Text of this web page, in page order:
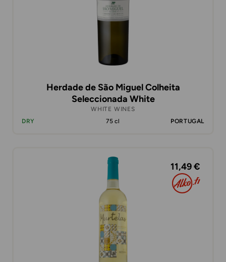
Herdade de São Miguel Colheita
Seleccionada White
WHITE WINES
DRY
75 cl PORTUGAL
11,49 €